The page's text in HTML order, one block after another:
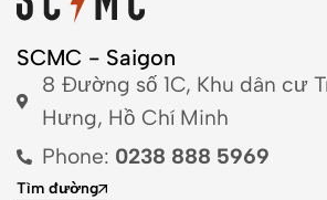
SCMC - Saigon
8 Đường số 1C, Khu dân cư
Hưng, Hồ Chí Minh
Phone: 0238 888 5969
Tìm đường